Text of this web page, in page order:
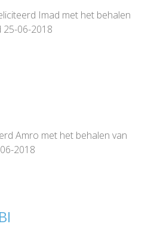
Imad met het behalen
25-06-2018
Amro met het behalen van
2018